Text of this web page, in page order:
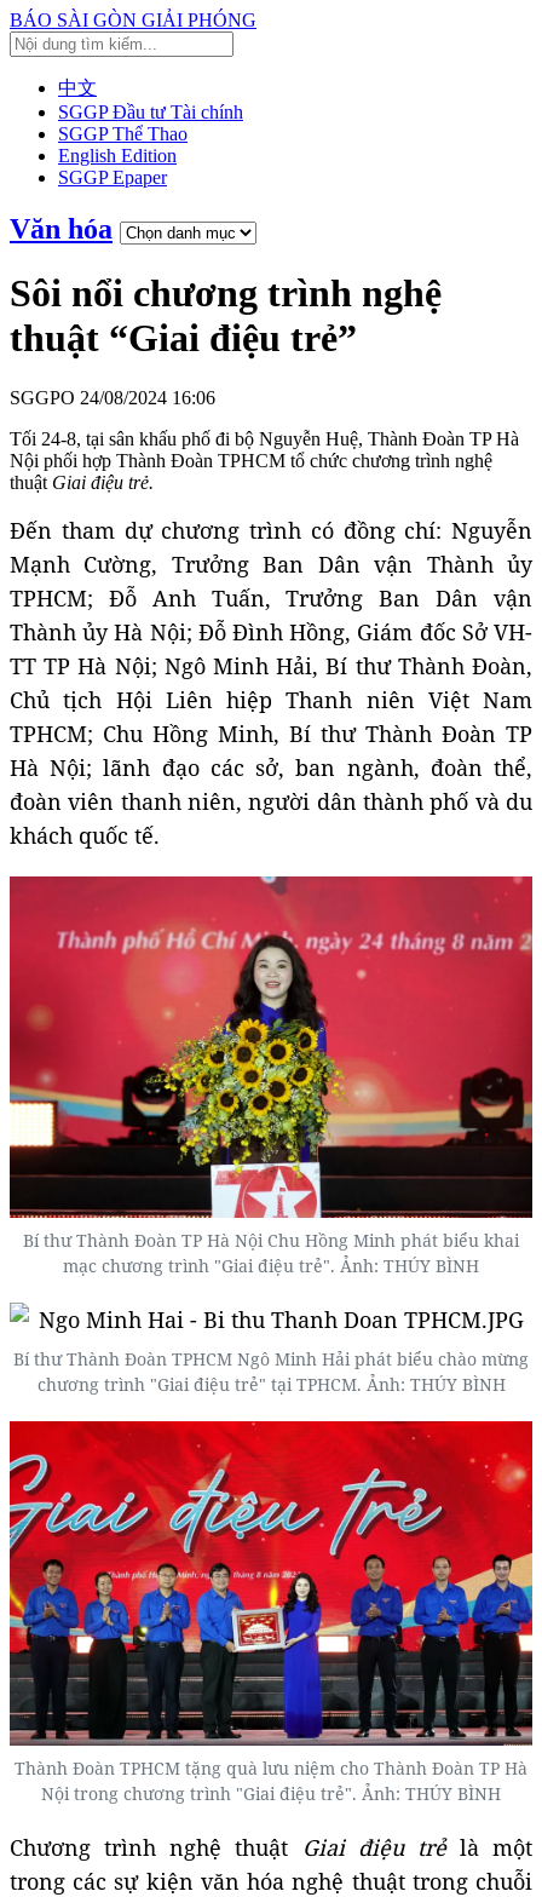
BÁO SÀI GÒN GIẢI PHÓNG
中文
SGGP Đầu tư Tài chính
SGGP Thể Thao
English Edition
SGGP Epaper
Văn hóa
Sôi nổi chương trình nghệ
thuật “Giai điệu trẻ”
SGGPO 24/08/2024 16:06
Tối 24-8, tại sân khấu phố đi bộ Nguyễn Huệ, Thành Đoàn TP Hà
Nội phối hợp Thành Đoàn TPHCM tổ chức chương trình nghệ
thuật Giai điệu trẻ.
Đến tham dự chương trình có đồng chí: Nguyễn
Mạnh Cường, Trưởng Ban Dân vận Thành ủy
TPHCM; Đỗ Anh Tuấn, Trưởng Ban Dân vận
Thành ủy Hà Nội; Đỗ Đình Hồng, Giám đốc Sở VH-
TT TP Hà Nội; Ngô Minh Hải, Bí thư Thành Đoàn,
Chủ tịch Hội Liên hiệp Thanh niên Việt Nam
TPHCM; Chu Hồng Minh, Bí thư Thành Đoàn TP
Hà Nội; lãnh đạo các sở, ban ngành, đoàn thể,
đoàn viên thanh niên, người dân thành phố và du
khách quốc tế.
Bí thư Thành Đoàn TP Hà Nội Chu Hồng Minh phát biểu khai
mạc chương trình "Giai điệu trẻ". Ảnh: THÚY BÌNH
Bí thư Thành Đoàn TPHCM Ngô Minh Hải phát biểu chào mừng
chương trình "Giai điệu trẻ" tại TPHCM. Ảnh: THÚY BÌNH
Thành Đoàn TPHCM tặng quà lưu niệm cho Thành Đoàn TP Hà
Nội trong chương trình "Giai điệu trẻ". Ảnh: THÚY BÌNH
Chương trình nghệ thuật Giai điệu trẻlà một
trong các sự kiện văn hóa nghệ thuật trong chuỗi